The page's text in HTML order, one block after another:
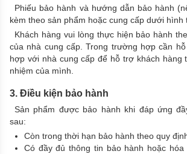
Phiếu bảo hành và hướng dẫn bảo hành
kèm theo sản phẩm hoặc cung cấp dưới hình
Khách hàng vui lòng thực hiện bảo hành
của nhà cung cấp. Trong trường hợp cần
hợp với nhà cung cấp để hỗ trợ khách hàng
nhiệm của mình.
3. Điều kiện bảo hành
Sản phẩm được bảo hành khi đáp ứng
sau:
Còn trong thời hạn bảo hành theo quy
Có đầy đủ thông tin bảo hành hoặc